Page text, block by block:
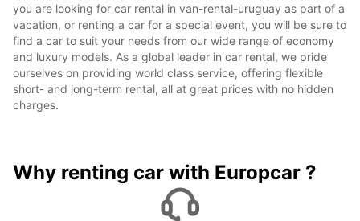
you are looking for car rental in van-rental-uruguay as part of a
vacation, or renting a car for a special event, you will be sure to
find a car to suit your needs from our wide range of economy
and luxury models. As a global leader in car rental, we pride
ourselves on providing world class service, offering flexible
short- and long-term rental, all at great prices with no hidden
charges.
Why renting car with Europcar ?